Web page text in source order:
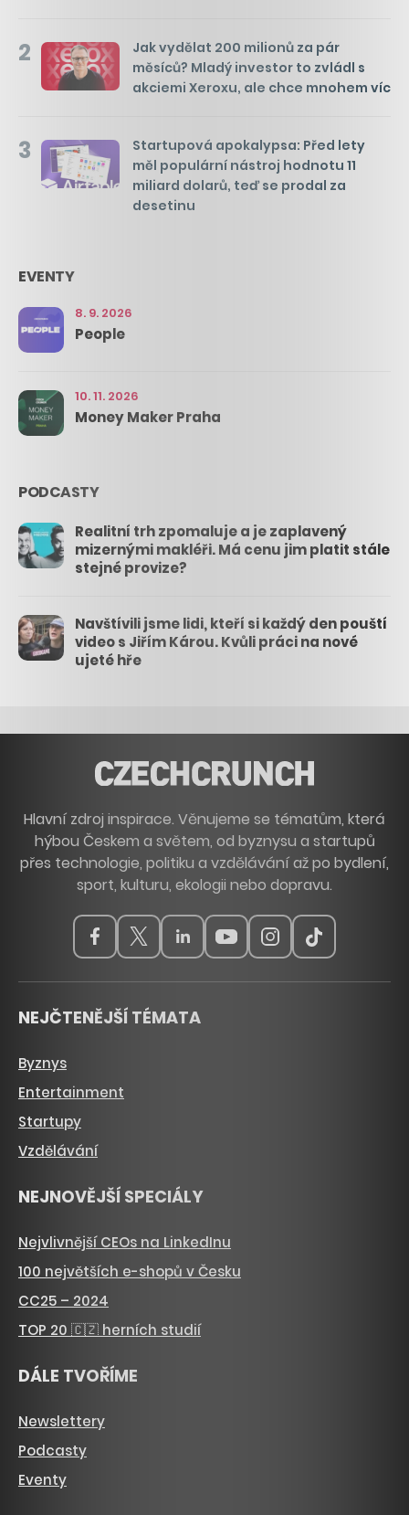
2
Jak vydělat 200 milionů za pár
měsíců? Mladý investor to zvládl s
akciemi Xeroxu, ale chce mnohem víc
3
Startupová apokalypsa: Před lety
měl populární nástroj hodnotu 11
miliard dolarů, teď se prodal za
desetinu
EVENTY
8. 9. 2026
People
10. 11. 2026
Money Maker Praha
PODCASTY
Realitní trh zpomaluje a je zaplavený
mizernými makléři. Má cenu jim platit stále
stejné provize?
Navštívili jsme lidi, kteří si každý den pouští
video s Jiřím Károu. Kvůli práci na nové
ujeté hře
Hlavní zdroj inspirace. Věnujeme se tématům, která
hýbou Českem a světem, od byznysu a startupů
přes technologie, politiku a vzdělávání až po bydlení,
sport, kulturu, ekologii nebo dopravu.
NEJČTENĚJŠÍ TÉMATA
Byznys
Entertainment
Startupy
Vzdělávání
NEJNOVĚJŠÍ SPECIÁLY
Nejvlivnější CEOs na LinkedInu
100 největších e-shopů v Česku
CC25 – 2024
TOP 20 🇨🇿 herních studií
DÁLE TVOŘÍME
Newslettery
Podcasty
Eventy